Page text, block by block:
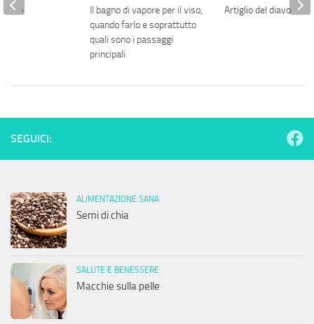
Il bagno di vapore per il viso,
quando farlo e soprattutto
quali sono i passaggi
principali
Artiglio del diavolo
SEGUICI:
ALIMENTAZIONE SANA
Semi di chia
SALUTE E BENESSERE
Macchie sulla pelle